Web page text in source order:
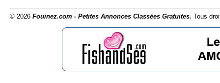
© 2026 Fouinez.com - Petites Annonces Classées Gratuites. Tous